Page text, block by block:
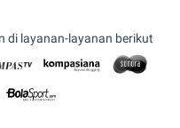
di layanan-layanan berikut